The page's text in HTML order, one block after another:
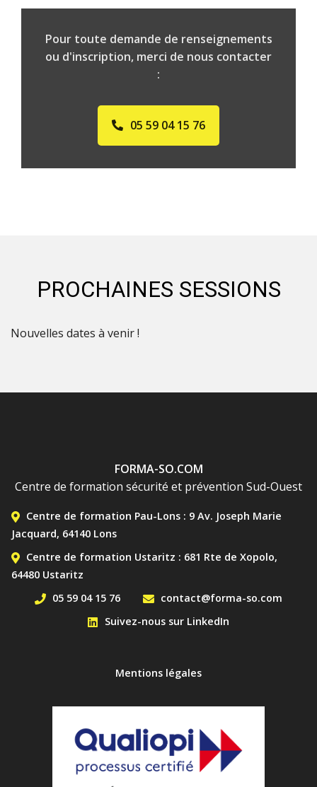
Pour toute demande de renseignements
ou d'inscription, merci de nous contacter
:
05 59 04 15 76
PROCHAINES SESSIONS
Nouvelles dates à venir !
FORMA-SO.COM
Centre de formation sécurité et prévention Sud-Ouest
MENU DE CONTACT BAS
Centre de formation Pau-Lons : 9 Av. Joseph Marie
Jacquard, 64140 Lons
Centre de formation Ustaritz : 681 Rte de Xopolo,
64480 Ustaritz
05 59 04 15 76
contact@forma-so.com
Suivez-nous sur LinkedIn
MENU PIED DE PAGE
Mentions légales